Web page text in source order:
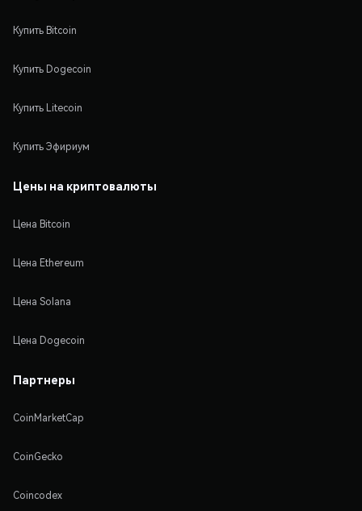
Купить Bitcoin
Купить Dogecoin
Купить Litecoin
Купить Эфириум
Цены на криптовалюты
Цена Bitcoin
Цена Ethereum
Цена Solana
Цена Dogecoin
Партнеры
CoinMarketCap
CoinGecko
Coincodex